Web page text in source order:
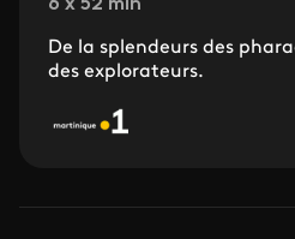
6 x 52 min
De la splendeurs des
des explorateurs.